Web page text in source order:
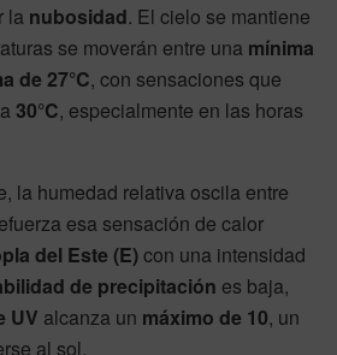
la nubosidad. El cielo se mantiene
se moverán entre una mínima
de 27°C, con sensaciones que
30°C, especialmente en las horas
la humedad relativa oscila entre
esa sensación de calor
del Este (E)con una intensidad
de precipitación es baja,
UV alcanza un máximo de 10, un
al sol.